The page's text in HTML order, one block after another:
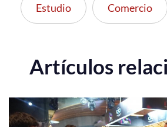
Estudio Comercio
Artículos